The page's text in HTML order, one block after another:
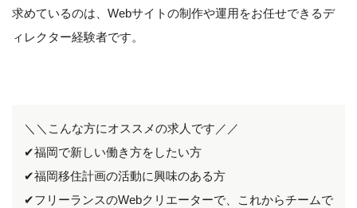
求めているのは、Webサイトの制作や運用をお任せできるデ
ィレクター経験者です。
＼＼こんな方にオススメの求人です／／
✔︎福岡で新しい働き方をしたい方
✔︎福岡移住計画の活動に興味のある方
✔︎フリーランスのWebクリエーターで、これからチームで